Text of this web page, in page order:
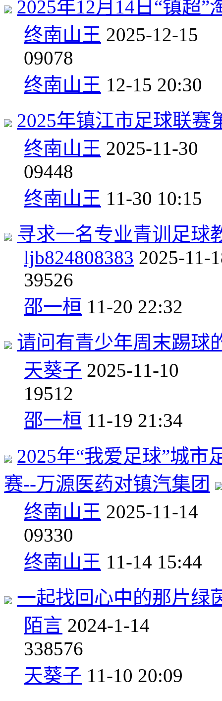
2025年12月14日“镇超
终南山王 2025-12-15
09078
终南山王 12-15 20:30
2025年镇江市足球联
终南山王 2025-11-30
09448
终南山王 11-30 10:15
寻求一名专业青训足球
ljb824808383 2025-11-
39526
邵一桓 11-20 22:32
请问有青少年周末踢球
天葵子 2025-11-10
19512
邵一桓 11-19 21:34
2025年“我爱足球”城
赛--万源医药对镇汽集团
终南山王 2025-11-14
09330
终南山王 11-14 15:44
一起找回心中的那片绿
陌言 2024-1-14
338576
天葵子 11-10 20:09